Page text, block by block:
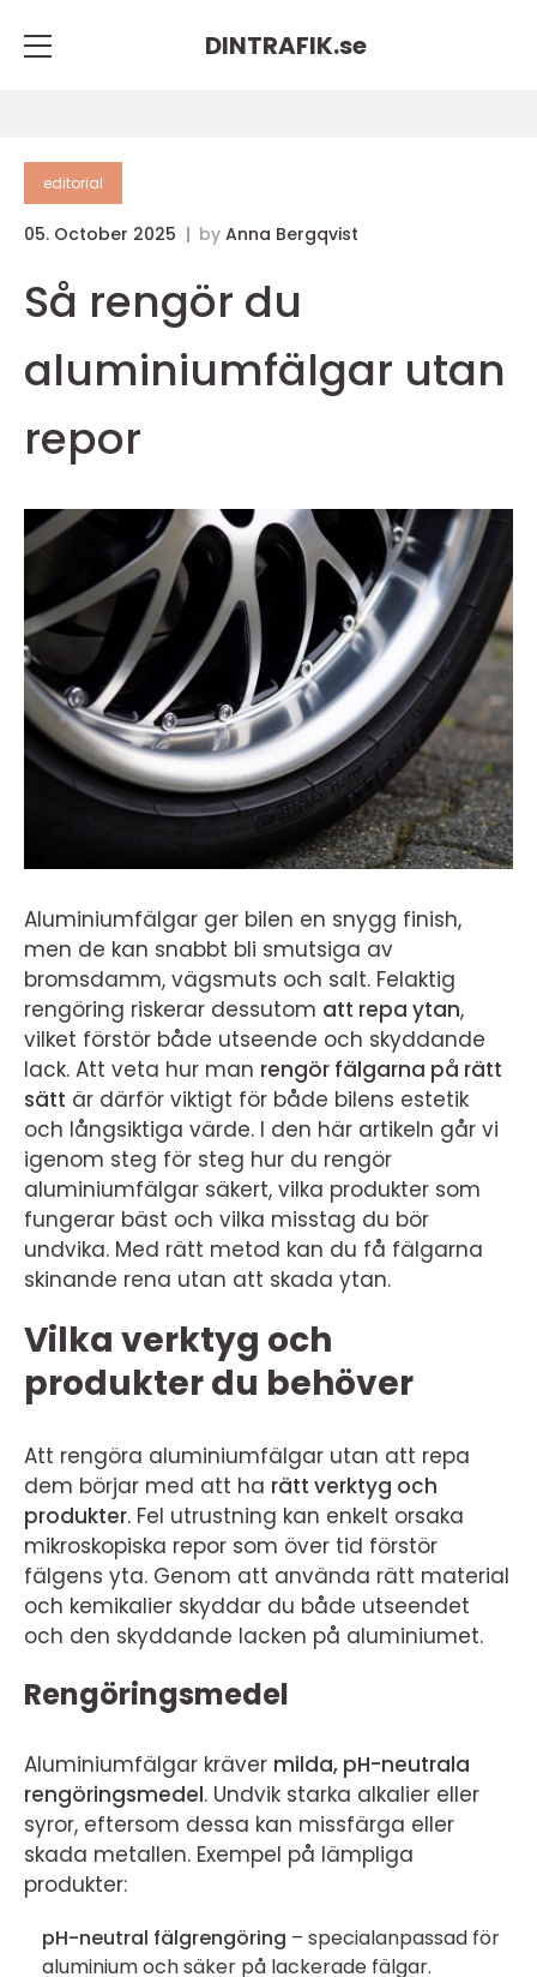
DINTRAFIK.se
editorial
05. October 2025 by Anna Bergqvist
Så rengör du
aluminiumfälgar utan
repor
Aluminiumfälgar ger bilen en snygg finish,
men de kan snabbt bli smutsiga av
bromsdamm, vägsmuts och salt. Felaktig
rengöring riskerar dessutom att repa ytan,
vilket förstör både utseende och skyddande
lack. Att veta hur man rengör fälgarna på rätt
sätt är därför viktigt för både bilens estetik
och långsiktiga värde. I den här artikeln går vi
igenom steg för steg hur du rengör
aluminiumfälgar säkert, vilka produkter som
fungerar bäst och vilka misstag du bör
undvika. Med rätt metod kan du få fälgarna
skinande rena utan att skada ytan.
Vilka verktyg och
produkter du behöver
Att rengöra aluminiumfälgar utan att repa
dem börjar med att ha rätt verktyg och
produkter. Fel utrustning kan enkelt orsaka
mikroskopiska repor som över tid förstör
fälgens yta. Genom att använda rätt material
och kemikalier skyddar du både utseendet
och den skyddande lacken på aluminiumet.
Rengöringsmedel
Aluminiumfälgar kräver milda, pH-neutrala
rengöringsmedel. Undvik starka alkalier eller
syror, eftersom dessa kan missfärga eller
skada metallen. Exempel på lämpliga
produkter:
pH-neutral fälgrengöring – specialanpassad för
aluminium och säker på lackerade fälgar.